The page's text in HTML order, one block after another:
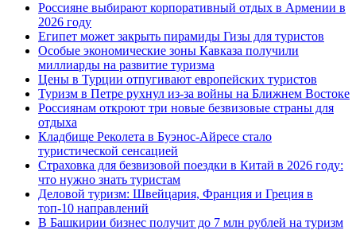
Россияне выбирают корпоративный отдых в Армении в
2026 году
Египет может закрыть пирамиды Гизы для туристов
Особые экономические зоны Кавказа получили
миллиарды на развитие туризма
Цены в Турции отпугивают европейских туристов
Туризм в Петре рухнул из-за войны на Ближнем Востоке
Россиянам откроют три новые безвизовые страны для
отдыха
Кладбище Реколета в Буэнос-Айресе стало
туристической сенсацией
Страховка для безвизовой поездки в Китай в 2026 году:
что нужно знать туристам
Деловой туризм: Швейцария, Франция и Греция в
топ-10 направлений
В Башкирии бизнес получит до 7 млн рублей на туризм